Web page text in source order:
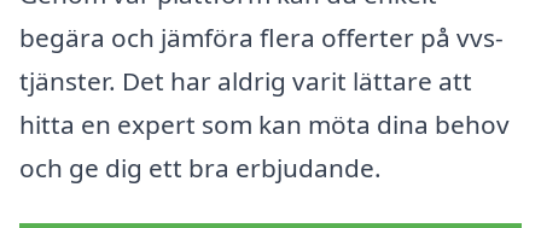
begära och jämföra flera offerter på vvs-
tjänster. Det har aldrig varit lättare att
hitta en expert som kan möta dina behov
och ge dig ett bra erbjudande.